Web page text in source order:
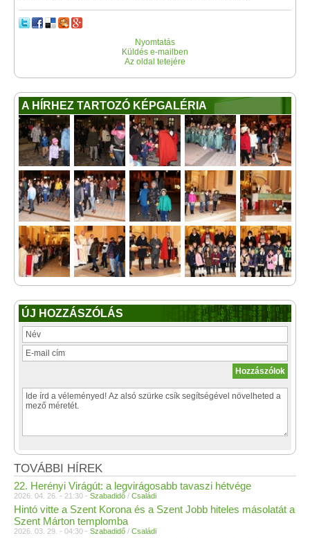
Nyomtatás
Küldés e-mailben
Az oldal tetejére
A HÍRHEZ TARTOZÓ KÉPGALÉRIA
ÚJ HOZZÁSZÓLÁS
TOVÁBBI HÍREK
22. Herényi Virágút: a legvirágosabb tavaszi hétvége
2026. 04. 26. - 21:30 - Szabadidő / Családi
Hintó vitte a Szent Korona és a Szent Jobb hiteles másolatát a
Szent Márton templomba
2026. 03. 29. - 04:30 - Szabadidő / Családi